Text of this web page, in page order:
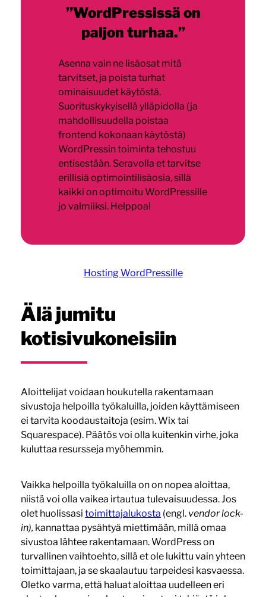
”WordPressissä on
paljon turhaa.”
Asenna vain ne lisäosat mitä
tarvitset, ja poista turhat
ominaisuudet käytöstä.
Suorituskykyisellä ylläpidolla (ja
mahdollisuudella poistaa
frontend kokonaan käytöstä)
WordPressin toiminta tehostuu
entisestään. Seravolla et tarvitse
erillisiä optimointilisäosia, sillä
kaikki on optimoitu WordPressille
jo valmiiksi. Helppoa!
Hosting WordPressille
Älä jumitu
kotisivukoneisiin
Aloittelijat voidaan houkutella rakentamaan
sivustoja helpoilla työkaluilla, joiden käyttämiseen
ei tarvita koodaustaitoja (esim. Wix tai
Squarespace). Päätös voi olla kuitenkin virhe, joka
kuluttaa resursseja myöhemmin.
Vaikka helpoilla työkaluilla on on nopea aloittaa,
niistä voi olla vaikea irtautua tulevaisuudessa. Jos
olet huolissasi toimittajalukosta (engl. vendor lock-
in), kannattaa pysähtyä miettimään, millä omaa
sivustoa lähtee rakentamaan. WordPress on
turvallinen vaihtoehto, sillä et ole lukittu vain yhteen
toimittajaan, ja se skaalautuu tarpeidesi kasvaessa.
Oletko varma, että haluat aloittaa uudelleen eri